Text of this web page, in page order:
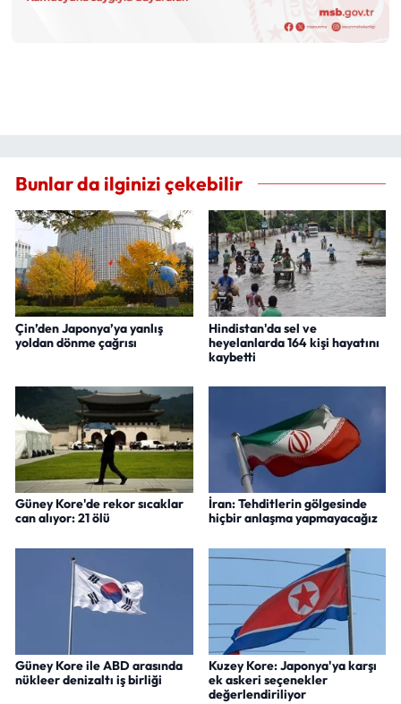
Bunlar da ilginizi çekebilir
Çin’den Japonya’ya yanlış
yoldan dönme çağrısı
Hindistan'da sel ve
heyelanlarda 164 kişi hayatını
kaybetti
Güney Kore'de rekor sıcaklar
can alıyor: 21 ölü
İran: Tehditlerin gölgesinde
hiçbir anlaşma yapmayacağız
Güney Kore ile ABD arasında
nükleer denizaltı iş birliği
Kuzey Kore: Japonya'ya karşı
ek askeri seçenekler
değerlendiriliyor